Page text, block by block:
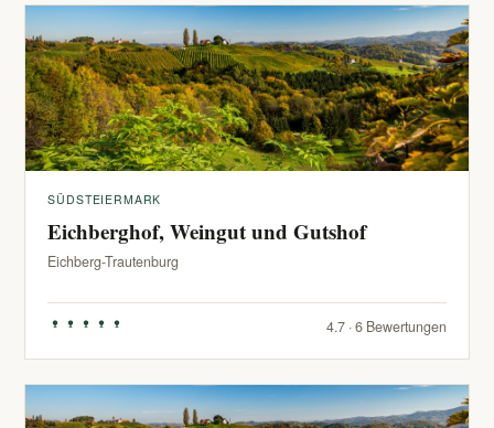
SÜDSTEIERMARK
Eichberghof, Weingut und Gutshof
Eichberg-Trautenburg
4.7 · 6 Bewertungen